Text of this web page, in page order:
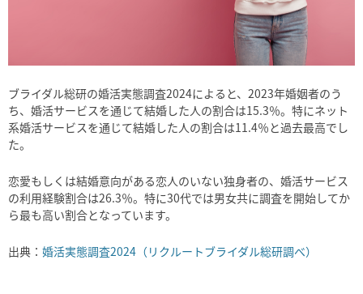
ブライダル総研の婚活実態調査2024によると、2023年婚姻者のう
ち、婚活サービスを通じて結婚した人の割合は15.3％。 特にネット
系婚活サービスを通じて結婚した人の割合は11.4％と過去最高でし
た。
恋愛もしくは結婚意向がある恋人のいない独身者の、婚活サービス
の利用経験割合は26.3％。特に30代では男女共に調査を開始してか
ら最も高い割合となっています。
出典： 婚活実態調査2024（リクルートブライダル総研調べ）